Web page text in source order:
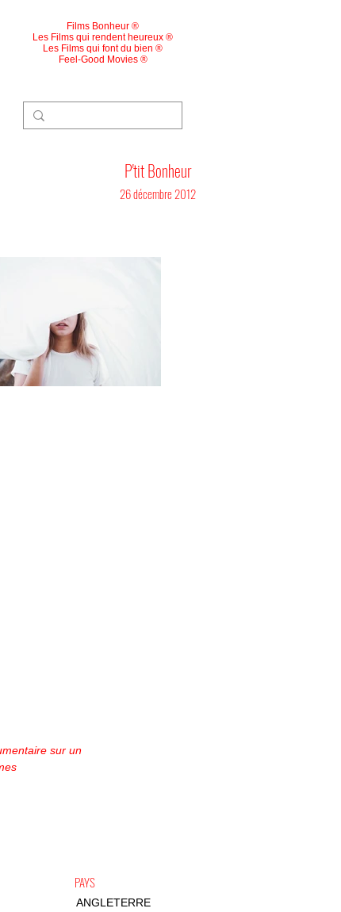
Films Bonheur ®
Les Films qui rendent heureux ®
Les Films qui font du bien ®
Feel-Good Movies ®
sur un
PAYS
ANGLETERRE
P'tit Bonheur
26 décembre 2012